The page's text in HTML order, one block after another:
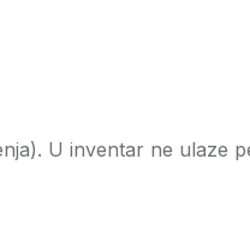
U inventar ne ulaze